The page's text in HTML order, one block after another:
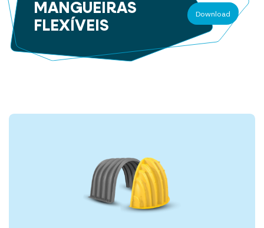
MANGUEIRAS
FLEXÍVEIS
Download